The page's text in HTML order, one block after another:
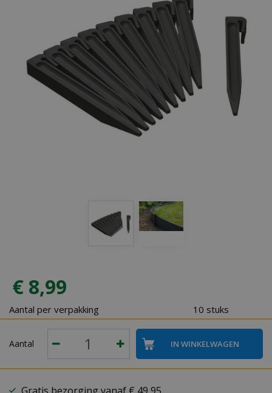
€ 8,99
Aantal per verpakking 10 stuks
Aantal